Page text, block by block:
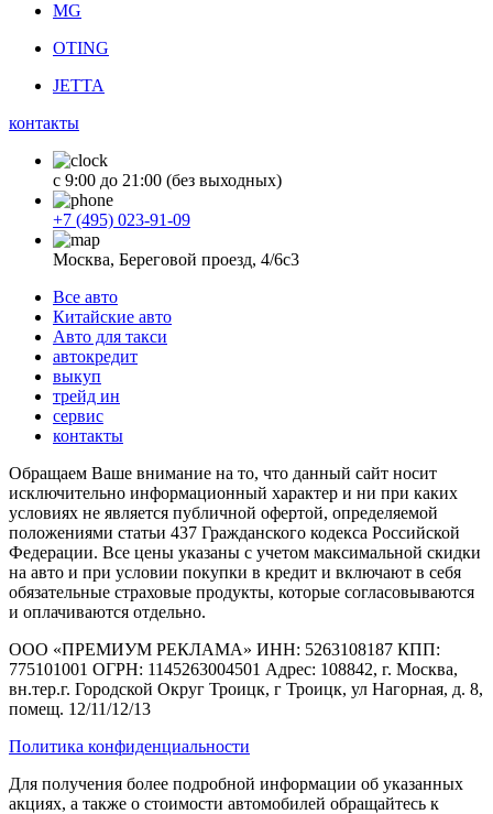
MG
OTING
JETTA
контакты
с 9:00 до 21:00 (без выходных)
+7 (495) 023-91-09
Москва, Береговой проезд, 4/6с3
Все авто
Китайские авто
Авто для такси
автокредит
выкуп
трейд ин
сервис
контакты
Обращаем Ваше внимание на то, что данный сайт носит
исключительно информационный характер и ни при каких
условиях не является публичной офертой, определяемой
положениями статьи 437 Гражданского кодекса Российской
Федерации. Все цены указаны с учетом максимальной скидки
на авто и при условии покупки в кредит и включают в себя
обязательные страховые продукты, которые согласовываются
и оплачиваются отдельно.
ООО «ПРЕМИУМ РЕКЛАМА» ИНН: 5263108187 КПП:
775101001 ОГРН: 1145263004501 Адрес: 108842, г. Москва,
вн.тер.г. Городской Округ Троицк, г Троицк, ул Нагорная, д. 8,
помещ. 12/11/12/13
Политика конфиденциальности
Для получения более подробной информации об указанных
акциях, а также о стоимости автомобилей обращайтесь к